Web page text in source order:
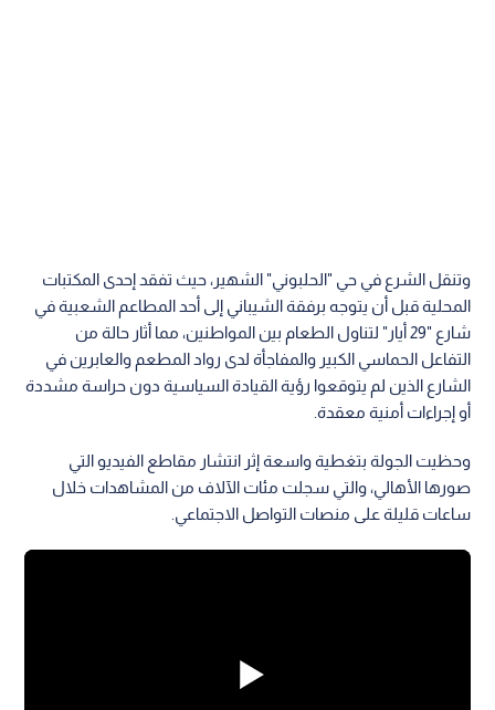
وتنقل الشرع في حي "الحلبوني" الشهير، حيث تفقد إحدى المكتبات
المحلية قبل أن يتوجه برفقة الشيباني إلى أحد المطاعم الشعبية في
شارع "29 أيار" لتناول الطعام بين المواطنين، مما أثار حالة من
التفاعل الحماسي الكبير والمفاجأة لدى رواد المطعم والعابرين في
الشارع الذين لم يتوقعوا رؤية القيادة السياسية دون حراسة مشددة
أو إجراءات أمنية معقدة.
وحظيت الجولة بتغطية واسعة إثر انتشار مقاطع الفيديو التي
صورها الأهالي، والتي سجلت مئات الآلاف من المشاهدات خلال
ساعات قليلة على منصات التواصل الاجتماعي.